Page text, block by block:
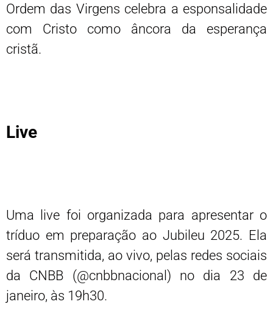
Ordem das Virgens celebra a esponsalidade
com Cristo como âncora da esperança
cristã.
Live
Uma live foi organizada para apresentar o
tríduo em preparação ao Jubileu 2025. Ela
será transmitida, ao vivo, pelas redes sociais
da CNBB (@cnbbnacional) no dia 23 de
janeiro, às 19h30.